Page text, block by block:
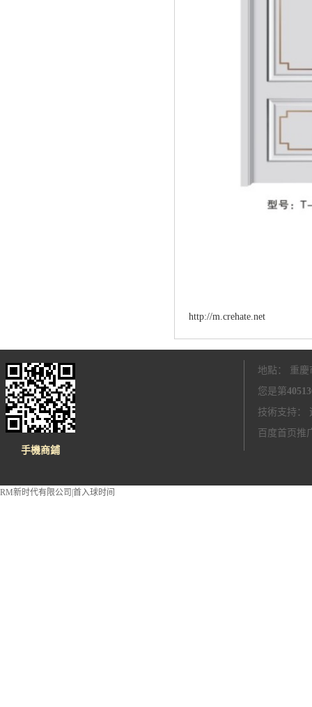
http://m.crehate.net
手機商鋪
地點： 重慶
您是第
技術支持：
百度首页推
RM新时代有限公司|首入球时间